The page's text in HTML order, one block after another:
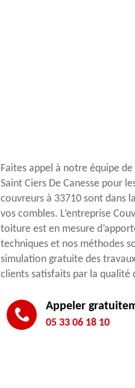
Faites appel à notre équipe
Saint Ciers De Canesse pour
couvreurs à 33710 sont dans
vos combles. L’entreprise
toiture est en mesure
techniques et nos méthodes
simulation gratuite des
clients satisfaits par la qualité
Appeler
05 33 06 18 10